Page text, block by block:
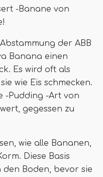
-Banane von
der ABB
Banana einen
Es wird oft als
wie Eis schmecken.
-Pudding -Art von
gegessen zu
wie alle Bananen,
Diese Basis
den Boden, bevor sie